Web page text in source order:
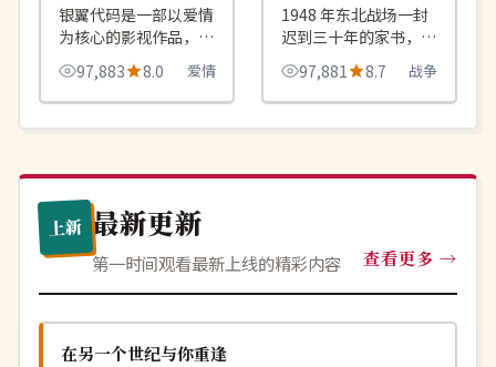
银翼代码是一部以爱情
为核心的影视作品，围
绕危机、反转与人物成
长展开，整体节奏紧
凑，值得推荐观看。
97,883 8.0 爱情
1948 年东北战场一封
迟到三十年的家书，沿
着冰冻的铁轨翻越六个
省最终送达。
97,881 8.7 战争
上新 最新更新
第一时间观看最新上线的精彩内容 查看更多
美国
在另一个世纪与你重逢